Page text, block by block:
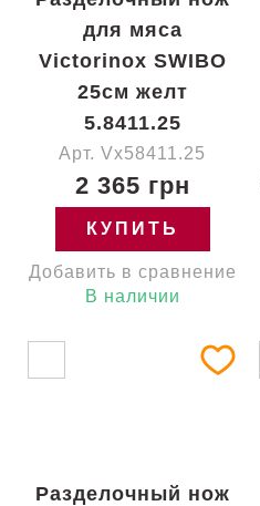
для мяса
Victorinox SWIBO
25см желт
5.8411.25
Арт. Vx58411.25
2 365 грн
КУПИТЬ
Добавить в сравнение
В наличии
Разделочный нож